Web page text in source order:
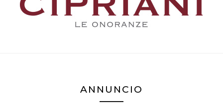
ANNUNCIO